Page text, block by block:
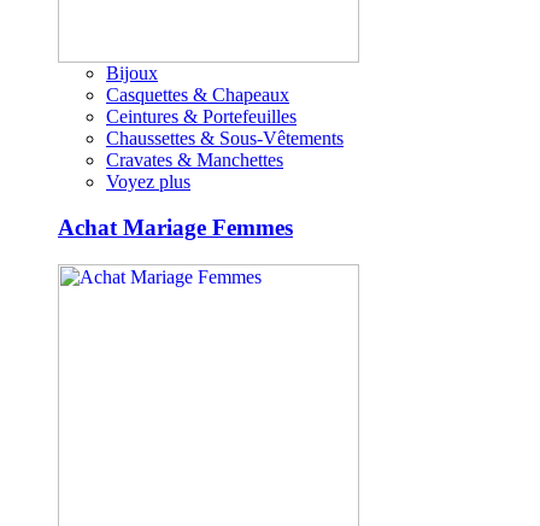
Bijoux
Casquettes & Chapeaux
Ceintures & Portefeuilles
Chaussettes & Sous-Vêtements
Cravates & Manchettes
Voyez plus
Achat Mariage Femmes